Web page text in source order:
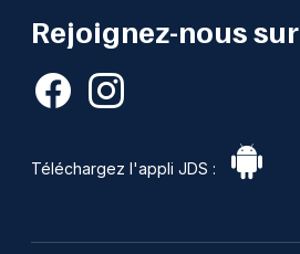
Rejoignez-nous sur
Téléchargez l'appli JDS :